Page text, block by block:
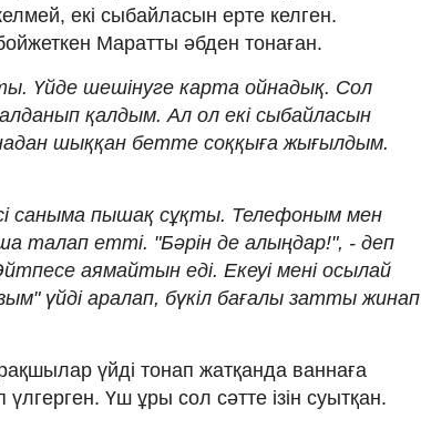
екі сыбайласын ерте келген.
Маратты әбден тонаған.
Үйде шешінуге карта ойнадық. Сол
қалдым. Ал ол екі сыбайласын
шыққан бетте соққыға жығылдым.
саныма пышақ сұқты. Телефоным мен
талап етті. "Бәрін де алыңдар!", - деп
аямайтын еді. Екеуі мені осылай
үйді аралап, бүкіл бағалы затты жинап
үйді тонап жатқанда ваннаға
үлгерген. Үш ұры сол сәтте ізін суытқан.